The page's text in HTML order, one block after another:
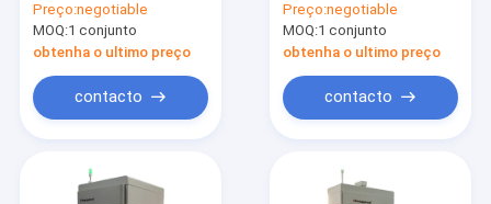
precisão para linha
de montagem de
bobina de estator
Preço:negotiable
MOQ:1 conjunto
obtenha o ultimo preço
contacto
motor de alta
precisão
Preço:negotiable
MOQ:1 conjunto
obtenha o ultimo preço
contacto